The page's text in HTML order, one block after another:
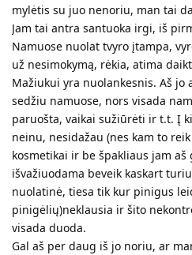
mylėtis su juo nenoriu, man tai
Jam tai antra santuoka irgi, iš
Namuose nuolat tvyro įtampa,
už nesimokymą, rėkia, atima
Mažiukui yra nuolankesnis. Aš jo
sedžiu namuose, nors visada
paruošta, vaikai sužiūrėti ir t.t. Į
neinu, nesidažau (nes kam to
kosmetikai ir be špakliaus jam aš
išvažiuodama beveik kaskart
nuolatinė, tiesa tik kur pinigus
pinigėlių)neklausia ir šito
visada duoda.
Gal aš per daug iš jo noriu, ar